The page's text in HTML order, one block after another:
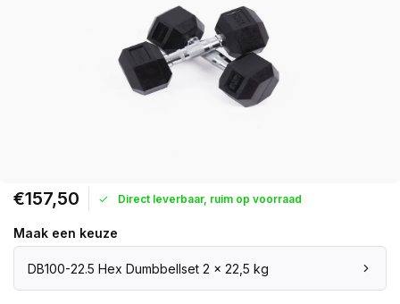
€157,50 Direct leverbaar, ruim op voorraad
Maak een keuze
DB100-22.5 Hex Dumbbellset 2 x 22,5 kg